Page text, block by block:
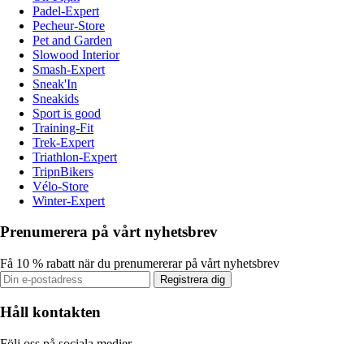
Padel-Expert
Pecheur-Store
Pet and Garden
Slowood Interior
Smash-Expert
Sneak'In
Sneakids
Sport is good
Training-Fit
Trek-Expert
Triathlon-Expert
TripnBikers
Vélo-Store
Winter-Expert
Prenumerera på vårt nyhetsbrev
Få 10 % rabatt när du prenumererar på vårt nyhetsbrev
Registrera dig
Håll kontakten